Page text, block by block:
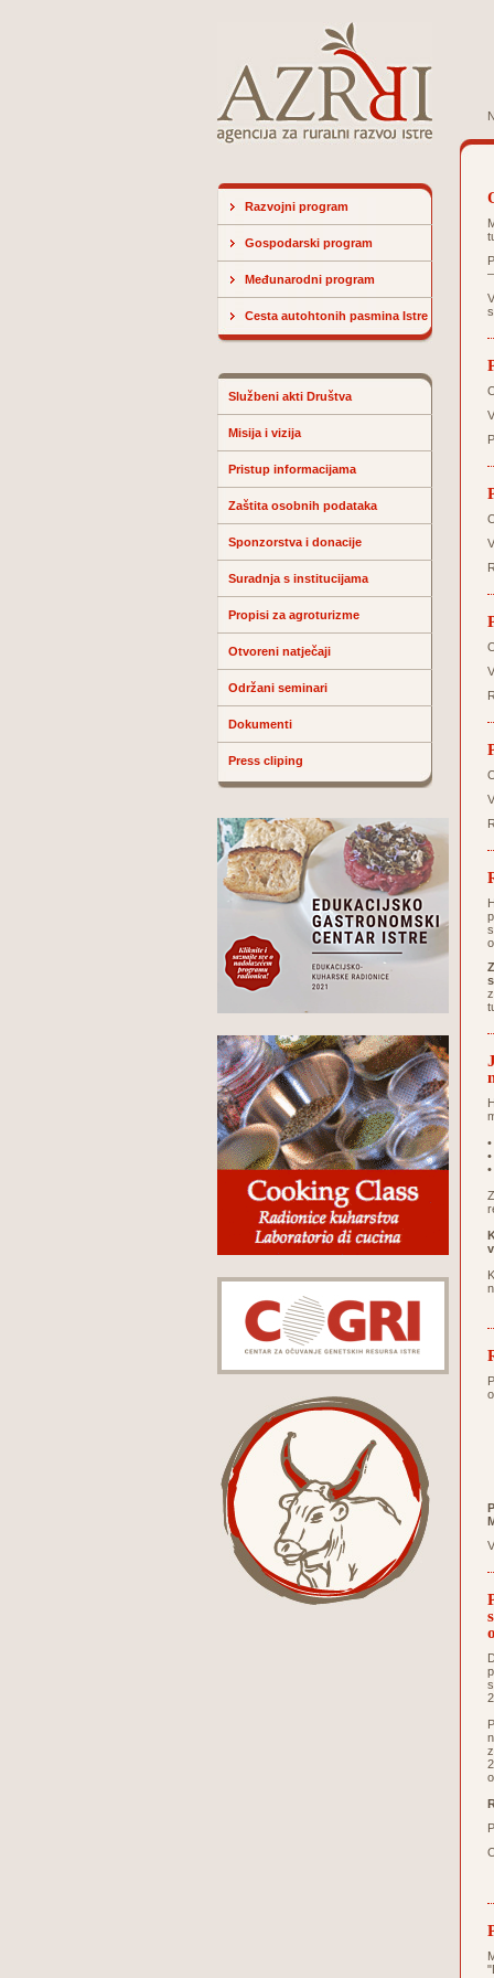
Razvojni program
Gospodarski program
Međunarodni program
Cesta autohtonih pasmina Istre
Službeni akti Društva
Misija i vizija
Pristup informacijama
Zaštita osobnih podataka
Sponzorstva i donacije
Suradnja s institucijama
Propisi za agroturizme
Otvoreni natječaji
Održani seminari
Dokumenti
Press cliping